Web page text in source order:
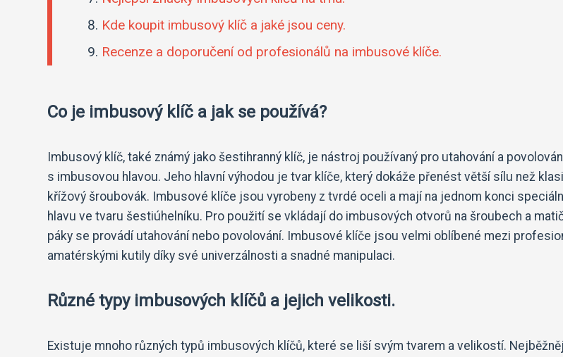
Kde koupit imbusový klíč a jaké jsou ceny.
Recenze a doporučení od profesionálů na imbusové klíče.
Co je imbusový klíč a jak se používá?
Imbusový klíč, také známý jako šestihranný klíč, je nástroj používaný pro utahování a
s imbusovou hlavou. Jeho hlavní výhodou je tvar klíče, který dokáže přenést větší sílu než
křížový šroubovák. Imbusové klíče jsou vyrobeny z tvrdé oceli a mají na jednom konci
hlavu ve tvaru šestiúhelníku. Pro použití se vkládají do imbusových otvorů na šroubech a
páky se provádí utahování nebo povolování. Imbusové klíče jsou velmi oblíbené mezi
amatérskými kutily díky své univerzálnosti a snadné manipulaci.
Různé typy imbusových klíčů a jejich velikosti.
Existuje mnoho různých typů imbusových klíčů, které se liší svým tvarem a velikostí.